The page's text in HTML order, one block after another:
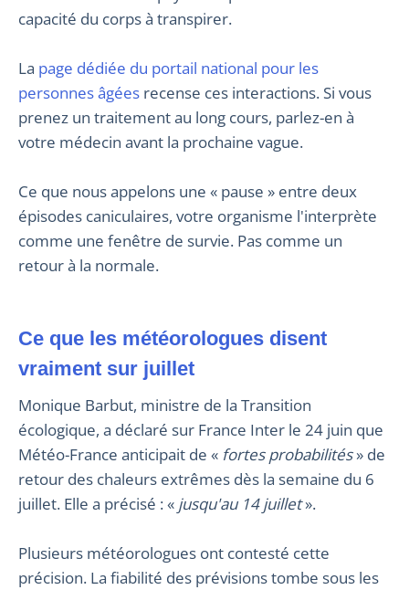
capacité du corps à transpirer.
La page dédiée du portail national pour les
personnes âgées recense ces interactions. Si vous
prenez un traitement au long cours, parlez-en à
votre médecin avant la prochaine vague.
Ce que nous appelons une « pause » entre deux
épisodes caniculaires, votre organisme l'interprète
comme une fenêtre de survie. Pas comme un
retour à la normale.
Ce que les météorologues disent
vraiment sur juillet
Monique Barbut, ministre de la Transition
écologique, a déclaré sur France Inter le 24 juin que
Météo-France anticipait de « fortes probabilités» de
retour des chaleurs extrêmes dès la semaine du 6
juillet. Elle a précisé : « jusqu'au 14 juillet».
Plusieurs météorologues ont contesté cette
précision. La fiabilité des prévisions tombe sous les